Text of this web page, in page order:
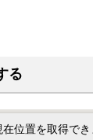
る
在位置を取得でき